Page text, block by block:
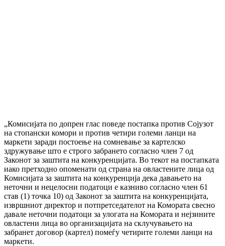
„Комисијата по допрен глас поведе постапка против Сојузот
на стопански комори и против четири големи ланци на
маркети заради постоење на сомневање за картелско
здружување што е строго забрането согласно член 7 од
Законот за заштита на конкуренцијата. Во текот на постапката
иако претходно опоменати од страна на овластените лица од
Комисијата за заштита на конкуренција дека давањето на
неточни и нецелосни податоци е казниво согласно член 61
став (1) точка 10) од Законот за заштита на конкуренцијата,
извршниот директор и потпретседателот на Комората свесно
давале неточни податоци за улогата на Комората и нејзините
овластени лица во организацијата на склучувањето на
забранет договор (картел) помеѓу четирите големи ланци на
маркети.